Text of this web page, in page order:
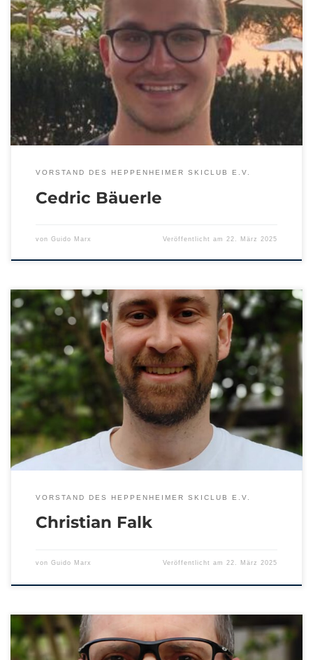
VORSTAND DES HEPPENHEIMER SKICLUB E.V.
Cedric Bäuerle
von Guido Marx Veröffentlicht am 22. März 2025
VORSTAND DES HEPPENHEIMER SKICLUB E.V.
Christian Falk
von Guido Marx Veröffentlicht am22. März 2025